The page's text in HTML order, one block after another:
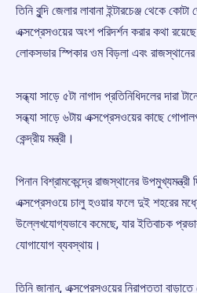
তিনি বুন্দি জেলার লাবানা ইন্টারচেঞ্জ থেকে
এক্সপ্রেসওয়ের অংশ পরিদর্শন করার কথা
লোকসভার স্পিকার ওম বিড়লা এবং রাজস্থানের
সন্ধ্যা সাড়ে ৫টা নাগাদ প্রতিনিধিদলের দারা
সন্ধ্যা সাড়ে ৬টায় এক্সপ্রেসওয়ের কাছে
কেন্দ্রীয় মন্ত্রী।
পিনান বিশ্রামকেন্দ্রে রাজস্থানের
এক্সপ্রেসওয়ে চালু হওয়ার ফলে দুই শহরের
উল্লেখযোগ্যভাবে কমেছে, যার ইতিবাচক
যোগাযোগ ব্যবস্থায়।
তিনি জানান, এক্সপ্রেসওয়ের নিরাপত্তা